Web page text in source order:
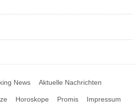
News Aktuelle Nachrichten
Horoskope Promis Impressum